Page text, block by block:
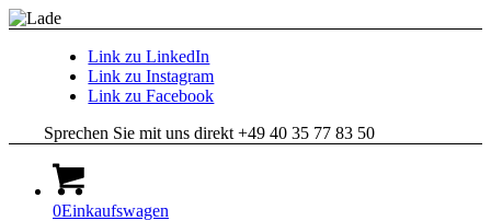
Link zu LinkedIn
Link zu Instagram
Link zu Facebook
Sprechen Sie mit uns direkt +49 40 35 77 83 50
0Einkaufswagen